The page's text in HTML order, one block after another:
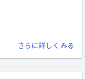
さらに詳しくみる